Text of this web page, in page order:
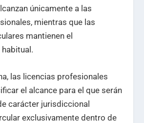
únicamente a las
mientras que las
mantienen el
las licencias profesionales
el alcance para el que serán
carácter jurisdiccional
exclusivamente dentro de